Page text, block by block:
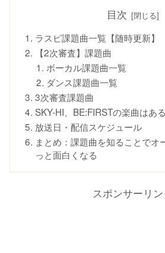
目次
ラスピ課題曲一覧【随時更新】
【2次審査】課題曲
ボーカル課題曲一覧
ダンス課題曲一覧
3次審査課題曲
SKY-HI、BE:FIRSTの楽曲はあ
放送日・配信スケジュール
まとめ：課題曲を知ることでオ
っと面白くなる
スポンサーリン